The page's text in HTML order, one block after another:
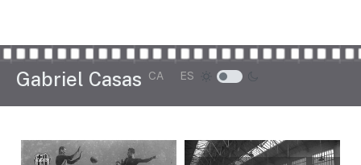
Gabriel Casas Seleccioni el seu idioma
CA ES